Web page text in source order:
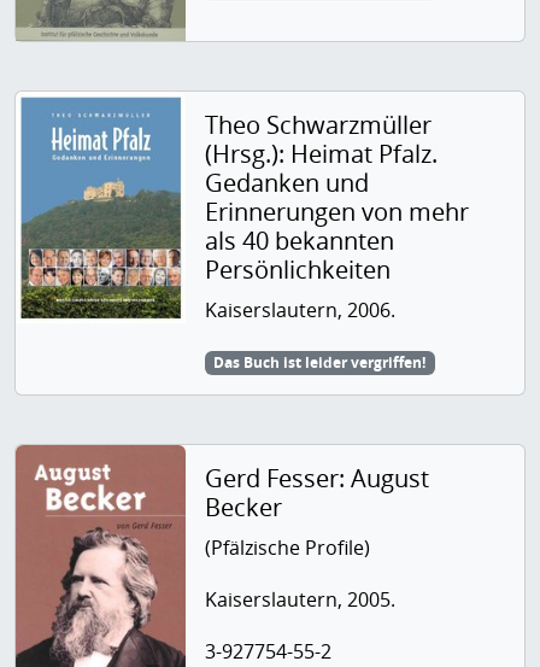
Theo Schwarzmüller
(Hrsg.): Heimat Pfalz.
Gedanken und
Erinnerungen von mehr
als 40 bekannten
Persönlichkeiten
Kaiserslautern, 2006.
Das Buch ist leider vergriffen!
Gerd Fesser: August
Becker
(Pfälzische Profile)
Kaiserslautern, 2005.
3-927754-55-2